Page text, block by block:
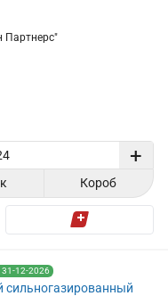
Партнерс"
+
Короб
12-2026
сильногазированный